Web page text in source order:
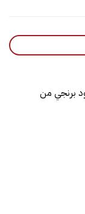
برنجي من